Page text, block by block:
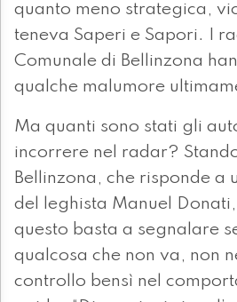
quanto meno strategica,
teneva Saperi e Sapori. I
Comunale di Bellinzona
qualche malumore
Ma quanti sono stati gli
incorrere nel radar?
Bellinzona, che risponde a
del leghista Manuel
questo basta a segnalare
qualcosa che non va, non
controllo bensì nel